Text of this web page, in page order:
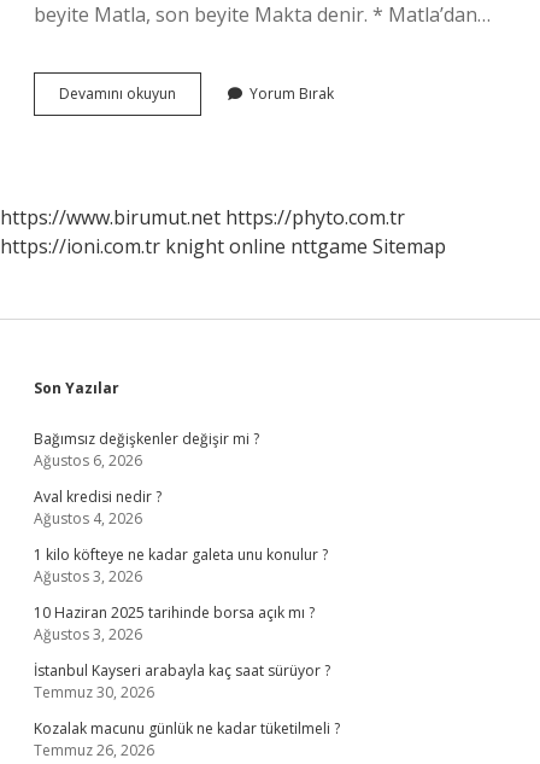
beyite Matla, son beyite Makta denir. * Matla’dan…
Devamını okuyun
Ilk
Anlarız
Yorum Bırak
https://www.birumut.net https://phyto.com.tr
https://ioni.com.tr knight online nttgame Sitemap
Sidebar
Son Yazılar
Bağımsız değişkenler değişir mi ?
Ağustos 6, 2026
Aval kredisi nedir ?
Ağustos 4, 2026
1 kilo köfteye ne kadar galeta unu konulur ?
Ağustos 3, 2026
10 Haziran 2025 tarihinde borsa açık mı ?
Ağustos 3, 2026
İstanbul Kayseri arabayla kaç saat sürüyor ?
Temmuz 30, 2026
Kozalak macunu günlük ne kadar tüketilmeli ?
Temmuz 26, 2026